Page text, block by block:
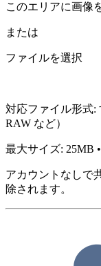
このエリアに画像
または
ファイルを選択
対応ファイル形式:
RAW など）
最大サイズ: 25MB •
アカウントなしで
除されます。